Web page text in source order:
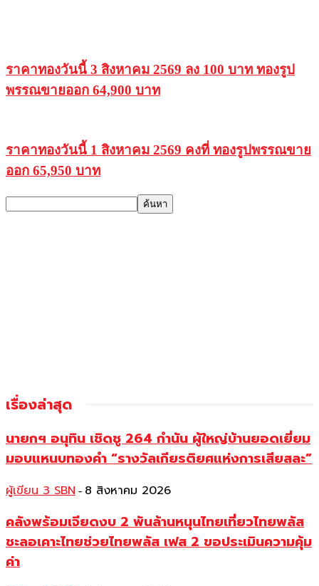
ราคาทองวันนี้ 3 สิงหาคม 2569 ลง 100 บาท ทองรูป
พรรณขายออก 64,900 บาท
ราคาทองวันนี้ 1 สิงหาคม 2569 คงที่ ทองรูปพรรณขาย
ออก 65,950 บาท
เรื่องล่าสุด
นายกฯ อนุทิน เชิดชู 264 กำนัน ผู้ใหญ่บ้านยอดเยี่ยม
มอบแหนบทองคำ “รางวัลเกียรติยศแห่งการเสียสละ”
ผู้เขียน 3 SBN - 8 สิงหาคม 2026
คลังพร้อมเจียดงบ 2 พันล้านหนุนไทยเที่ยวไทยพลัส
ชะลอเคาะไทยช่วยไทยพลัส เฟส 2 ขอประเมินความคุ้ม
ค่า